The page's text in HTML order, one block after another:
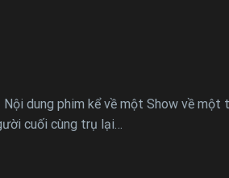
dung phim kể về một Show về một
cuối cùng trụ lại…